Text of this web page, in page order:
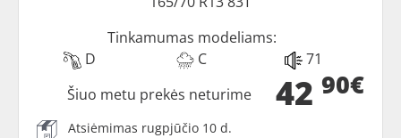
Tinkamumas modeliams:
D
C 71
42 90€
Šiuo metu prekės neturime
Atsiėmimas rugpjūčio 10 d.